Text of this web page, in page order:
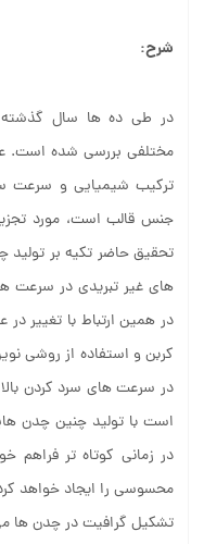
شرح:
در طی ده ها سال گذشته
مختلفی بررسی شده است.
ترکیب شیمیایی و‌ سرعت
جنس قالب است، مورد
تحقیق حاضر تکیه بر
های غیر تبریدی در سرعت
در همین ارتباط با تغییر در
کربن و استفاده از روشی
در سرعت های سرد کردن
است با تولید چنین چدن
در زمانی کوتاه تر فراهم
محسوسی را ایجاد خواهد
تشکیل گرافیت در چدن ها